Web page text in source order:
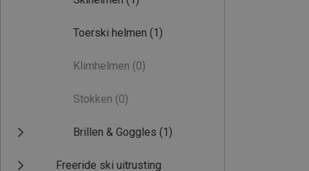
Toerski helmen (1)
Klimhelmen (0)
Stokken (0)
Brillen & Goggles (1)
Freeride ski uitrusting